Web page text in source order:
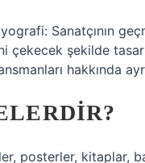
Sanatçının
şekilde
hakkında
posterler, kitaplar,